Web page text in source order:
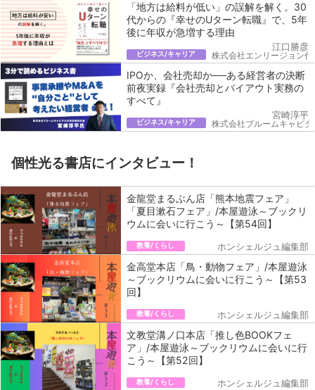
「地方は給料が低い」の誤解を解く。30
代からの『幸せのUターン転職』で、5年
後に年収が急増する理由
ビジネス/キャリア
江口勝彦
株式会社エンリージョン代
IPOか、会社売却か──ある経営者の決断
前夜実録『会社売却とバイアウト実務の
すべて』
ビジネス/キャリア
宮崎淳平
株式会社ブルームキャピ
個性光る書店にインタビュー！
金龍堂まるぶん店「熊本地震フェア」
「夏目漱石フェア」/本屋遊泳～ブックリ
ウムに会いに行こう～【第54回】
教養/くらし ホンシェルジュ編集部
金高堂本店「鳥・動物フェア」/本屋遊泳
～ブックリウムに会いに行こう～【第53
回】
教養/くらし ホンシェルジュ編集部
文教堂溝ノ口本店「推し色BOOKフェ
ア」/本屋遊泳～ブックリウムに会いに行
こう～【第52回】
教養/くらし ホンシェルジュ編集部